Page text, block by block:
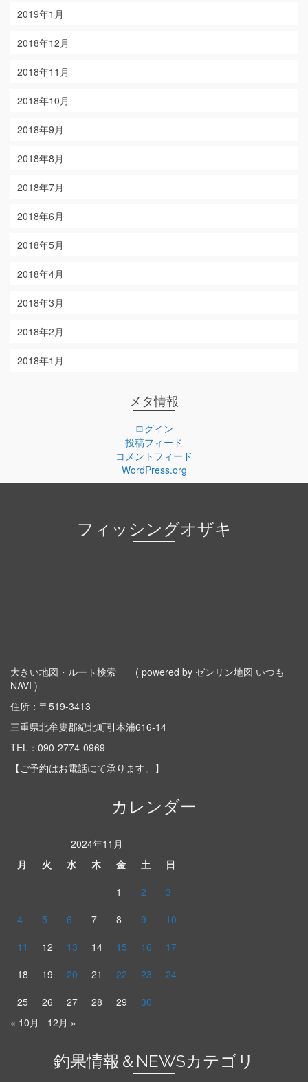
2019年1月
2018年12月
2018年11月
2018年10月
2018年9月
2018年8月
2018年7月
2018年6月
2018年5月
2018年4月
2018年3月
2018年2月
2018年1月
メタ情報
ログイン
投稿フィード
コメントフィード
WordPress.org
フィッシングオザキ
大きい地図・ルート検索
( powered by ゼンリン地図 いつも
NAVI )
住所：〒519-3413
三重県北牟婁郡紀北町引本浦616-14
TEL： 090-2774-0969
【ご予約はお電話にて承ります。】
カレンダー
2024年11月
月
火 水 木 金 土
日
1
2
3
4
5 6 7 8 9
10
11
12 13 14 15 16
17
18
19 20 21 22 23
24
25
26 27 28 29
30
« 10月
12月 »
釣果情報＆NEWSカテゴリ